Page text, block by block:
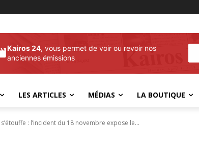
Kairos 24, vous permet de voir ou revoir nos
anciennes émissions
LES ARTICLES MÉDIAS LA BOUTIQUE
: l’incident du 18 novembre expose le...